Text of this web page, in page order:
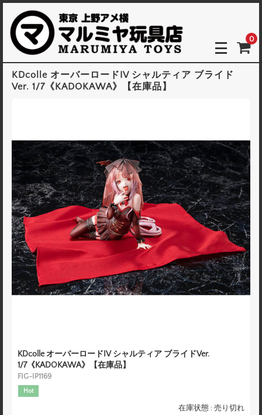
0
KDcolle オーバーロードIV シャルティア ブライド
Ver. 1/7《KADOKAWA》【在庫品】
KDcolle オーバーロードIV シャルティア ブライドVer.
1/7《KADOKAWA》【在庫品】
FIG-IP1169
Hot
在庫状態 : 売り切れ